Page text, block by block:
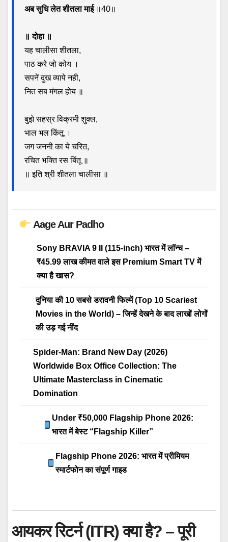
अब सुधि लेत शीतला माई॥40॥
॥ दोहा ॥
यह चालीसा शीतला,
पाठ करे जो कोय ।
सपनें दुख व्यापे नही,
नित सब मंगल होय ॥
बुझे सहस्र विक्रमी शुक्ल,
भाल भल किंतू ।
जग जननी का ये चरित,
रचित भक्ति रस बिंतू ॥
॥ इति श्री शीतला चालीसा ॥
Aage Aur Padho
Sony BRAVIA 9 II (115-inch) भारत में लॉन्च –
₹45.99 लाख कीमत वाले इस Premium Smart TV में
क्या है खास?
दुनिया की 10 सबसे डरावनी फिल्में (Top 10 Scariest
Movies in the World) – जिन्हें देखने के बाद लाखों लोगों
की उड़ गई नींद
Spider-Man: Brand New Day (2026)
Worldwide Box Office Collection: The
Ultimate Masterclass in Cinematic
Domination
Under ₹50,000 Flagship Phone 2026:
भारत में बेस्ट “Flagship Killer”
Flagship Phone 2026: भारत में प्रीमियम
स्मार्टफोन का संपूर्ण गाइड
आयकर रिटर्न (ITR) क्या है? – पूरी